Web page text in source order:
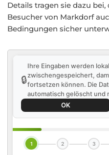
Details tragen sie dazu
Besucher von Markdorf
Bedingungen sicher
🔒
Ihre Eingaben werden
zwischengespeichert,
fortsetzen können. Die
automatisch gelöscht und
OK
1 2 3